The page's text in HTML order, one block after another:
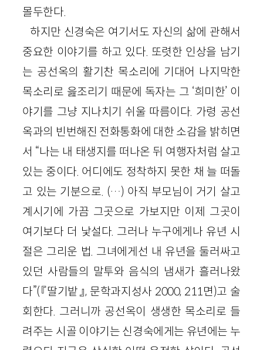
몰두한다.
하지만 신경숙은 여기서도 자신의 삶에 관해서
중요한 이야기를 하고 있다. 또렷한 인상을 남기
는 공선옥의 활기찬 목소리에 기대어 나지막한
목소리로 읊조리기 때문에 독자는 그 ‘희미한’ 이
야기를 그냥 지나치기 쉬울 따름이다. 가령 공선
옥과의 빈번해진 전화통화에 대한 소감을 밝히면
서 “나는 내 태생지를 떠나온 뒤 여행자처럼 살고
있는 중이다. 어디에도 정착하지 못한 채 늘 떠돌
고 있는 기분으로. (…) 아직 부모님이 거기 살고
계시기에 가끔 그곳으로 가보지만 이제 그곳이
여기보다 더 낯설다. 그러나 누구에게나 유년 시
절은 그리운 법. 그녀에게선 내 유년을 둘러싸고
있던 사람들의 말투와 음식의 냄새가 흘러나왔
다”(『딸기밭』, 문학과지성사 2000, 211면)고 술
회한다. 그러니까 공선옥이 생생한 목소리로 들
려주는 시골 이야기는 신경숙에게는 유년에는 누